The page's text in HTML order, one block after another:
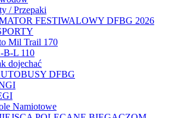
/ Przepaki
FESTIWALOWY DFBG 2026
Mil Trail 170
B-L 110
dojechać
DFBG
Namiotowe